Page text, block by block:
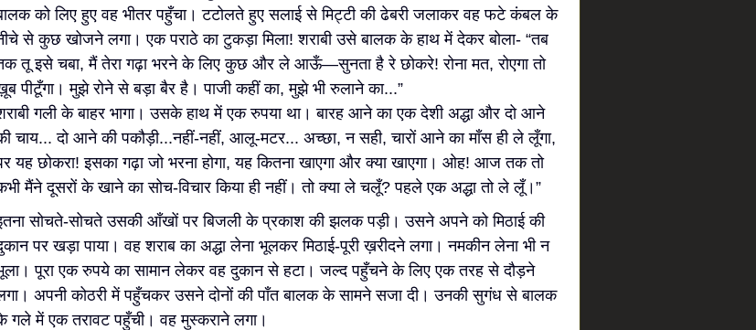
को लिए हुए वह भीतर पहुँचा। टटोलते हुए सलाई से मिट्टी की ढेबरी जलाकर वह फटे कंबल के
से कुछ खोजने लगा। एक पराठे का टुकड़ा मिला! शराबी उसे बालक के हाथ में देकर बोला- “तब
तू इसे चबा, मैं तेरा गढ़ा भरने के लिए कुछ और ले आऊँ—सुनता है रे छोकरे! रोना मत, रोएगा तो
पीटूँगा। मुझे रोने से बड़ा बैर है। पाजी कहीं का, मुझे भी रुलाने का...”
गली के बाहर भागा। उसके हाथ में एक रुपया था। बारह आने का एक देशी अद्धा और दो आने
चाय... दो आने की पकौड़ी...नहीं-नहीं, आलू-मटर... अच्छा, न सही, चारों आने का माँस ही ले लूँगा,
यह छोकरा! इसका गढ़ा जो भरना होगा, यह कितना खाएगा और क्या खाएगा। ओह! आज तक तो
मैंने दूसरों के खाने का सोच-विचार किया ही नहीं। तो क्या ले चलूँ? पहले एक अद्धा तो ले लूँ।”
सोचते-सोचते उसकी आँखों पर बिजली के प्रकाश की झलक पड़ी। उसने अपने को मिठाई की
पर खड़ा पाया। वह शराब का अद्धा लेना भूलकर मिठाई-पूरी ख़रीदने लगा। नमकीन लेना भी न
पूरा एक रुपये का सामान लेकर वह दुकान से हटा। जल्द पहुँचने के लिए एक तरह से दौड़ने
अपनी कोठरी में पहुँचकर उसने दोनों की पाँत बालक के सामने सजा दी। उनकी सुगंध से बालक
गले में एक तरावट पहुँची। वह मुस्कराने लगा।